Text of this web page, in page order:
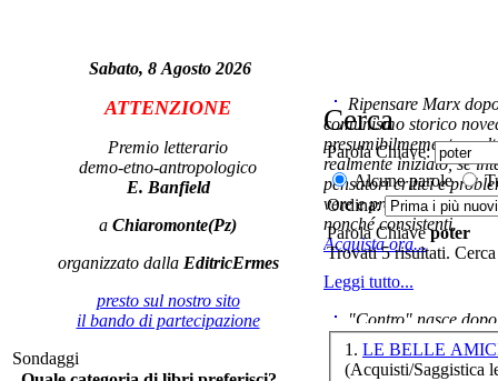
Sabato, 8 Agosto 2026
ATTENZIONE
Premio letterario
demo-etno-antropologico
E. Banfield
a Chiaromonte(Pz)
organizzato dalla EditricErmes
presto sul nostro sito
il bando di partecipazione
Sondaggi
Ripensare Marx
comunismo storico
presumibilmemente
realmente iniziato, se
pensatori critici e
vere e proprie correnti
nonché consistenti.
Acquista ora...
Leggi tutto...
"Contro" nasce
cominciato con la
ripensaremarx. i saggi
Cerca
Parola Chiave:
Alcune parole
Ordina:
Parola Chiavepoter
Trovati 5 risultati.
1. LE BELLE
(Acquisti/Saggistica